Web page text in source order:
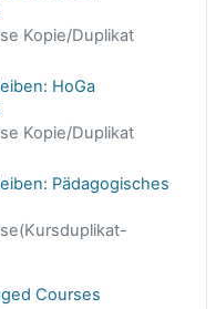
Kopie/Duplikat
HoGa
Kopie/Duplikat
Pädagogisches
Courses